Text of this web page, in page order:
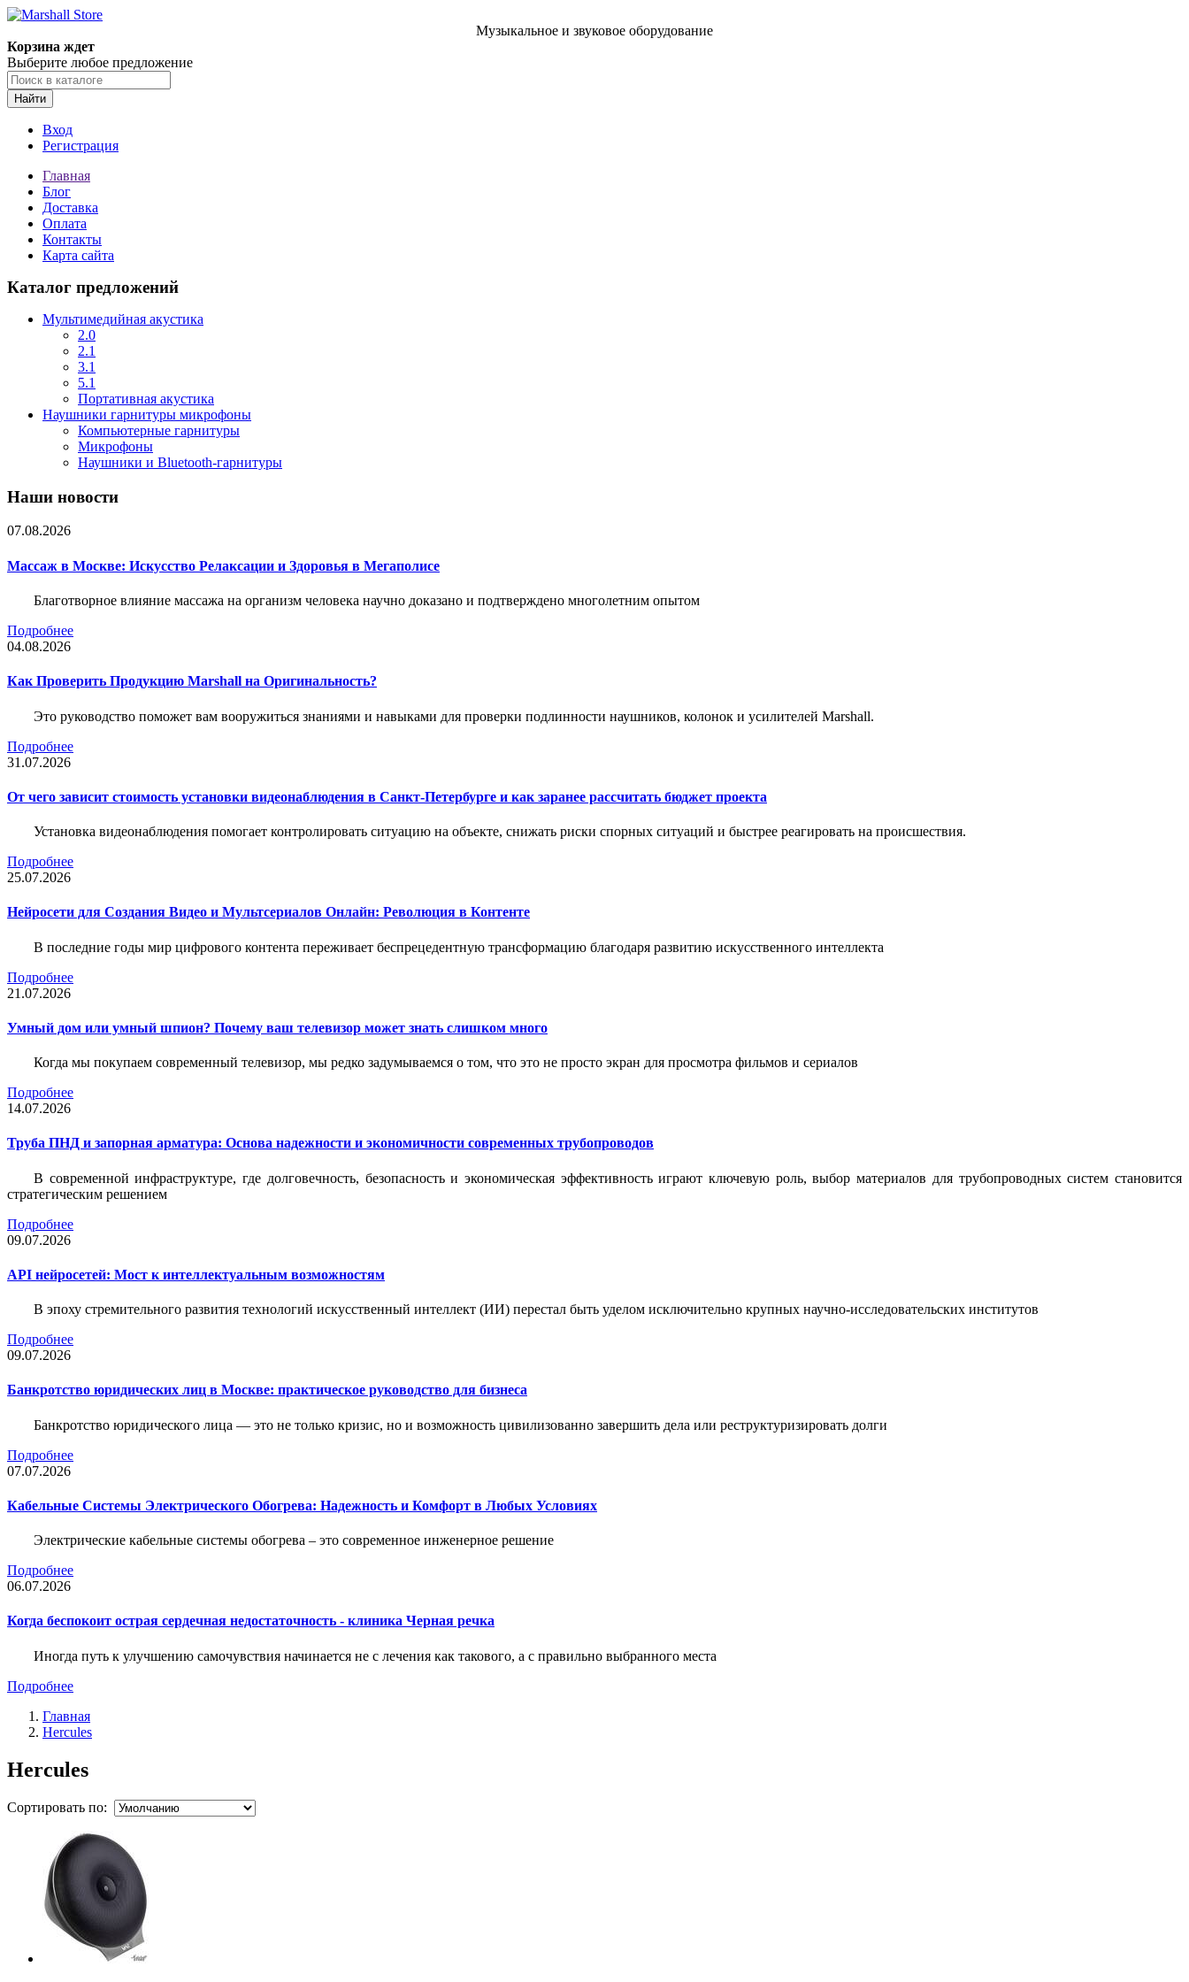
Музыкальное и звуковое оборудование
Корзина ждет
Выберите любое предложение
Найти
Вход
Регистрация
Главная
Блог
Доставка
Оплата
Контакты
Карта сайта
Каталог предложений
Мультимедийная акустика
2.0
2.1
3.1
5.1
Портативная акустика
Наушники гарнитуры микрофоны
Компьютерные гарнитуры
Микрофоны
Наушники и Bluetooth-гарнитуры
Наши новости
07.08.2026
Массаж в Москве: Искусство Релаксации и Здоровья в Мегаполисе
Благотворное влияние массажа на организм человека научно доказано и подтверждено многолетним опытом
Подробнее
04.08.2026
Как Проверить Продукцию Marshall на Оригинальность?
Это руководство поможет вам вооружиться знаниями и навыками для проверки подлинности наушников, колонок и усилителей Marshall.
Подробнее
31.07.2026
От чего зависит стоимость установки видеонаблюдения в Санкт-Петербурге и как заранее рассчитать бюджет проекта
Установка видеонаблюдения помогает контролировать ситуацию на объекте, снижать риски спорных ситуаций и быстрее реагировать на происшествия.
Подробнее
25.07.2026
Нейросети для Создания Видео и Мультсериалов Онлайн: Революция в Контенте
В последние годы мир цифрового контента переживает беспрецедентную трансформацию благодаря развитию искусственного интеллекта
Подробнее
21.07.2026
Умный дом или умный шпион? Почему ваш телевизор может знать слишком много
Когда мы покупаем современный телевизор, мы редко задумываемся о том, что это не просто экран для просмотра фильмов и сериалов
Подробнее
14.07.2026
Труба ПНД и запорная арматура: Основа надежности и экономичности современных трубопроводов
В современной инфраструктуре, где долговечность, безопасность и экономическая эффективность играют ключевую роль, выбор материалов для трубопроводных систем становится
стратегическим решением
Подробнее
09.07.2026
API нейросетей: Мост к интеллектуальным возможностям
В эпоху стремительного развития технологий искусственный интеллект (ИИ) перестал быть уделом исключительно крупных научно-исследовательских институтов
Подробнее
09.07.2026
Банкротство юридических лиц в Москве: практическое руководство для бизнеса
Банкротство юридического лица — это не только кризис, но и возможность цивилизованно завершить дела или реструктуризировать долги
Подробнее
07.07.2026
Кабельные Системы Электрического Обогрева: Надежность и Комфорт в Любых Условиях
Электрические кабельные системы обогрева – это современное инженерное решение
Подробнее
06.07.2026
Когда беспокоит острая сердечная недостаточность - клиника Черная речка
Иногда путь к улучшению самочувствия начинается не с лечения как такового, а с правильно выбранного места
Подробнее
Главная
Hercules
Hercules
Сортировать по: